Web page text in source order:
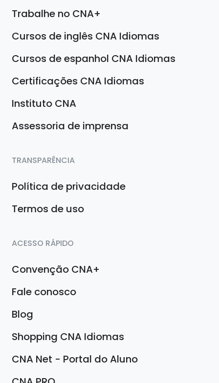
Trabalhe no CNA+
Cursos de inglês CNA Idiomas
Cursos de espanhol CNA Idiomas
Certificações CNA Idiomas
Instituto CNA
Assessoria de imprensa
TRANSPARÊNCIA
Política de privacidade
Termos de uso
ACESSO RÁPIDO
Convenção CNA+
Fale conosco
Blog
Shopping CNA Idiomas
CNA Net - Portal do Aluno